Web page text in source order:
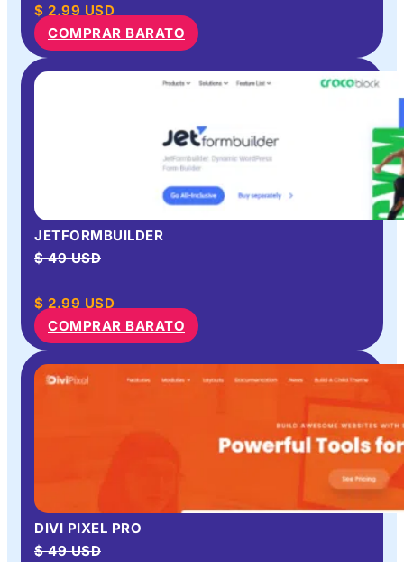
$ 2.99 USD
COMPRAR BARATO
JETFORMBUILDER
$ 49 USD
$ 2.99 USD
COMPRAR BARATO
DIVI PIXEL PRO
$ 49 USD